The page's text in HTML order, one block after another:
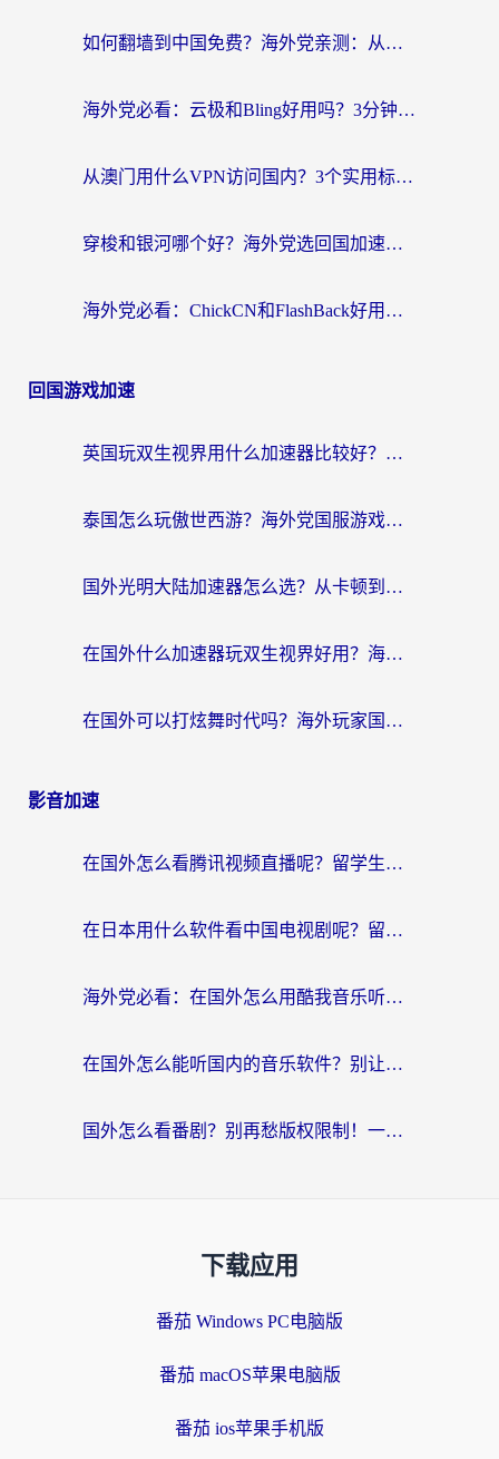
如何翻墙到中国免费？海外党亲测：从踩坑到选对加速器的全攻略
海外党必看：云极和Bling好用吗？3分钟教你选对回国加速器
从澳门用什么VPN访问国内？3个实用标准帮你避开坑，无缝刷剧听歌
穿梭和银河哪个好？海外党选回国加速器的避坑指南，附番茄加速器实测体验
海外党必看：ChickCN和FlashBack好用吗？3招教你选对回国加速器（附云极、HomeCN、斧牛vs艾果对比）
回国游戏加速
英国玩双生视界用什么加速器比较好？海外党亲测有效的国服游戏加速方案
泰国怎么玩傲世西游？海外党国服游戏加速终极攻略（附光明大陆量子特攻实测）
国外光明大陆加速器怎么选？从卡顿到丝滑的终极指南（含德国玩走开外星人墨西哥玩俄罗斯方块技巧）
在国外什么加速器玩双生视界好用？海外党亲测不踩坑的终极指南
在国外可以打炫舞时代吗？海外玩家国服游戏加速全攻略（附实测推荐）
影音加速
在国外怎么看腾讯视频直播呢？留学生亲测有效的回国加速指南
在日本用什么软件看中国电视剧呢？留学生亲测有效的回国加速方案
海外党必看：在国外怎么用酷我音乐听音乐？告别“地区不支持”的实用指南
在国外怎么能听国内的音乐软件？别让版权限制断了你的“中文歌单”
国外怎么看番剧？别再愁版权限制！一个工具解决所有回国追剧难题
下载应用
番茄 Windows PC电脑版
番茄 macOS苹果电脑版
番茄 ios苹果手机版